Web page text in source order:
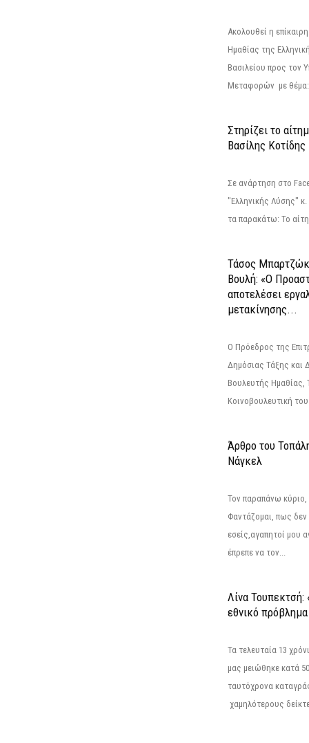
Ακολουθεί η
Ημαθίας της
Βασιλείου προς τον
Μεταφορών με θέμα:
Στηρίζει το
Βασίλης Κοτίδης
Σε ανάρτηση στο
"Ελληνικής Λύσης"
τα παρακάτω: Το
Τάσος
Βουλή: «Ο
αποτελέσει
μετακίνησης...
Ο Πρόεδρος της
Δημόσιας Τάξης και
Βουλευτής
Κοινοβουλευτική
Άρθρο του
Νάγκελ
Τον παραπάνω
Φαντάζομαι, πως δεν
εσείς,αγαπητοί μου
έπρεπε να τον...
Λίνα Τουπεκτσή:
εθνικό πρόβλημα
Τα τελευταία 13
μας μειώθηκε κατά
ταυτόχρονα
χαμηλότερους